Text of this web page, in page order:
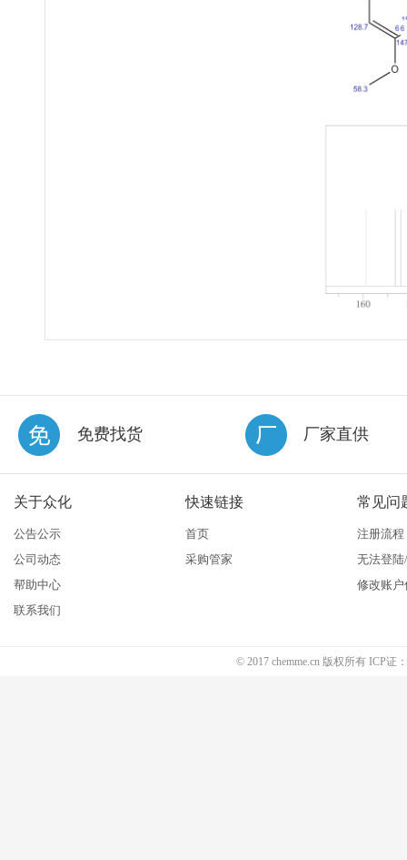
免费找货 厂家直供
关于众化
公告公示
公司动态
帮助中心
联系我们
快速链接
首页
采购管家
常见问
注册流程
无法登
修改账户
© 2017 chemme.cn 版权所有 ICP证：